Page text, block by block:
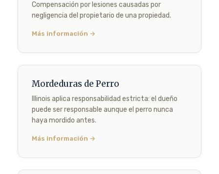
Compensación por lesiones causadas por
negligencia del propietario de una propiedad.
Más información →
Mordeduras de Perro
Illinois aplica responsabilidad estricta: el dueño
puede ser responsable aunque el perro nunca
haya mordido antes.
Más información →